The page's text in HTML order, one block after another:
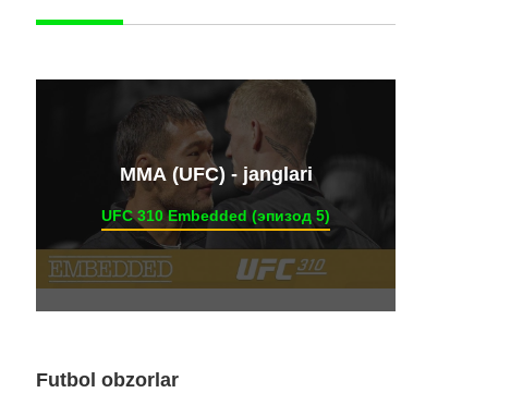
ММА (UFC) - janglari
UFC 310 Embedded (эпизод 5)
Futbol obzorlar